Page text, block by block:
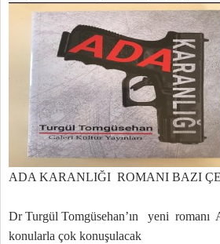
ADA KARANLIĞI ROMANI BAZI
Dr Turgül Tomgüsehan’ın yeni
konularla çok konuşulacak